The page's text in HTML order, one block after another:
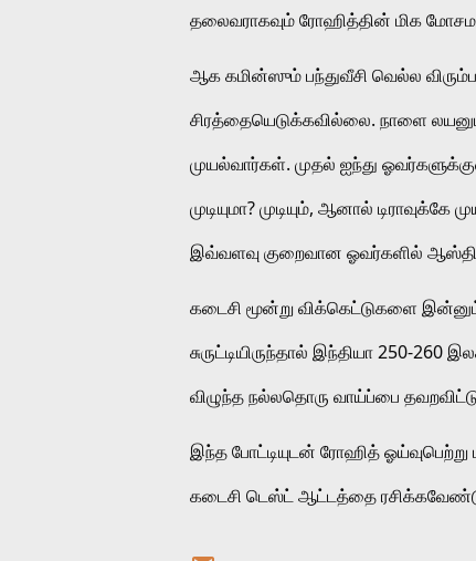
தலைவராகவும் ரோஹித்தின் மிக
ஆக கமின்ஸும் பந்துவீசி வெல்ல
சிரத்தையெடுக்கவில்லை. நாளை
முயல்வார்கள். முதல் ஐந்து
முடியுமா? முடியும், ஆனால்
இவ்வளவு குறைவான ஓவர்களில்
கடைசி மூன்று விக்கெட்டுகளை
சுருட்டியிருந்தால் இந்தியா 250-260
விழுந்த நல்லதொரு வாய்ப்பை
இந்த போட்டியுடன் ரோஹித்
கடைசி டெஸ்ட் ஆட்டத்தை